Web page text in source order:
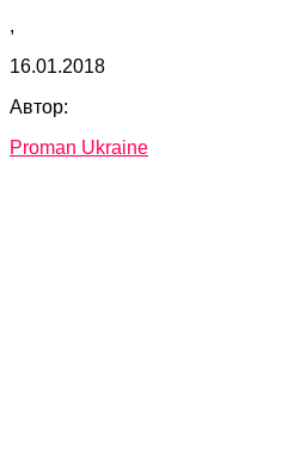
,
16.01.2018
Автор:
Proman Ukraine